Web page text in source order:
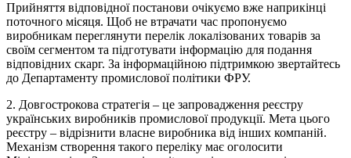
Прийняття відповідної постанови очікуємо вже наприкінці
поточного місяця. Щоб не втрачати час пропонуємо
виробникам переглянути перелік локалізованих товарів за
своїм сегментом та підготувати інформацію для подання
відповідних скарг. За інформаційною підтримкою звертайтесь
до Департаменту промислової політики ФРУ.
2. Довгострокова стратегія – це запровадження реєстру
українських виробників промислової продукції. Мета цього
реєстру – відрізнити власне виробника від інших компаній.
Механізм створення такого переліку має оголосити